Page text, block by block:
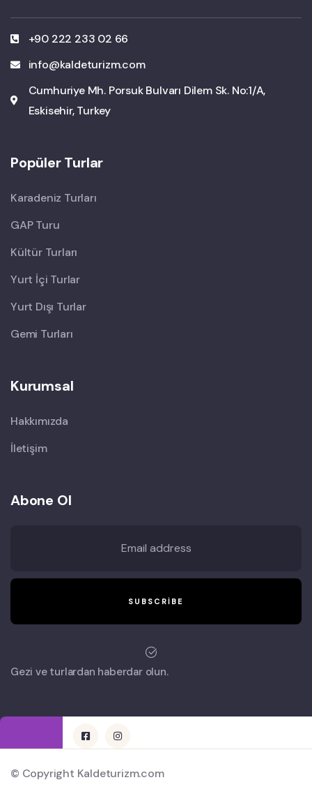
+90 222 233 02 66
info@kaldeturizm.com
Cumhuriye Mh. Porsuk Bulvarı Dilem Sk. No:1/A,
Eskisehir, Turkey
Popüler Turlar
Karadeniz Turları
GAP Turu
Kültür Turları
Yurt İçi Turlar
Yurt Dışı Turlar
Gemi Turları
Kurumsal
Hakkımızda
İletişim
Abone Ol
Gezi ve turlardan haberdar olun.
© Copyright Kaldeturizm.com